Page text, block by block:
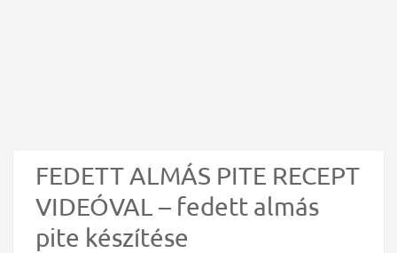
FEDETT ALMÁS PITE RECEPT
VIDEÓVAL – fedett almás
pite készítése